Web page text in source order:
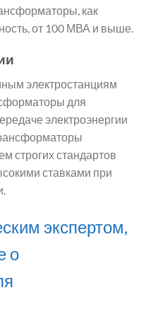
как
от 100 МВА и выше.
электростанциям
для
электроэнергии
строгих стандартов
ставками при
экспертом,
о